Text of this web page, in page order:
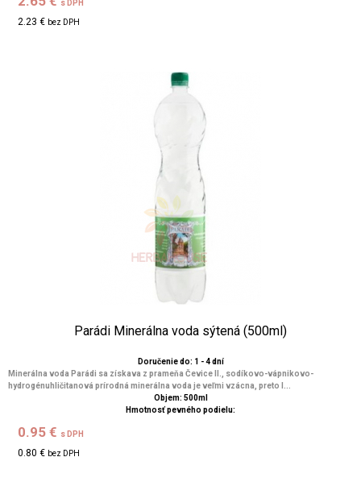
s DPH
2.23 € bez DPH
Parádi Minerálna voda sýtená (500ml)
Doručenie do: 1 - 4 dní
Minerálna voda Parádi sa získava z prameňa Čevice II., sodíkovo-vápnikovo-
hydrogénuhličitanová prírodná minerálna voda je veľmi vzácna, preto l...
Objem: 500ml
Hmotnosť pevného podielu:
0.95 € s DPH
0.80 € bez DPH